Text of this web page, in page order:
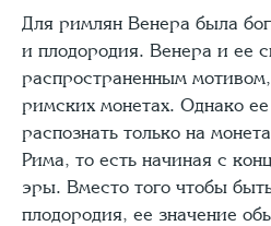
Для римлян Венера была
и плодородия. Венера и ее
распространенным
римских монетах. Однако
распознать только на
Рима, то есть начиная с
эры. Вместо того чтобы
плодородия, ее значение